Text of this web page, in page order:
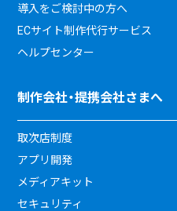
導入をご検討中の方へ
ECサイト制作代行サービス
ヘルプセンター
制作会社・提携会社さまへ
取次店制度
アプリ開発
メディアキット
セキュリティ